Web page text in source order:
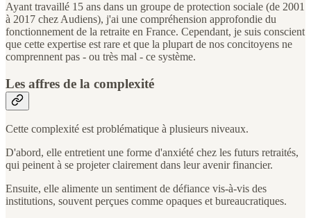
Ayant travaillé 15 ans dans un groupe de protection sociale (de 2001
à 2017 chez Audiens), j'ai une compréhension approfondie du
fonctionnement de la retraite en France. Cependant, je suis conscient
que cette expertise est rare et que la plupart de nos concitoyens ne
comprennent pas - ou très mal - ce système.
Les affres de la complexité
Cette complexité est problématique à plusieurs niveaux.
D'abord, elle entretient une forme d'anxiété chez les futurs retraités,
qui peinent à se projeter clairement dans leur avenir financier.
Ensuite, elle alimente un sentiment de défiance vis-à-vis des
institutions, souvent perçues comme opaques et bureaucratiques.